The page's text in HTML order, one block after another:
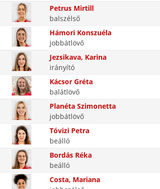
Petrus Mirtill
balszélső
Hámori Konszuéla
jobbátlövő
Jezsikava, Karina
irányító
Kácsor Gréta
balátlövő
Planéta Szimonetta
jobbátlövő
Tóvizi Petra
beálló
Bordás Réka
beálló
Costa, Mariana